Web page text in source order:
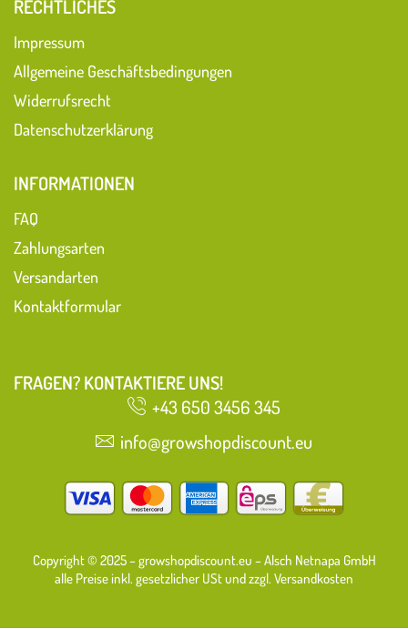
RECHTLICHES
Impressum
Allgemeine Geschäftsbedingungen
Widerrufsrecht
Datenschutzerklärung
INFORMATIONEN
FAQ
Zahlungsarten
Versandarten
Kontaktformular
FRAGEN? KONTAKTIERE UNS!
+43 650 3456 345
info@growshopdiscount.eu
Copyright © 2025 – growshopdiscount.eu – Alsch Netnapa GmbH
alle Preise inkl. gesetzlicher USt und zzgl. Versandkosten